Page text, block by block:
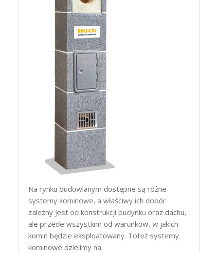
Na rynku budowlanym dostępne są różne
systemy kominowe, a właściwy ich dobór
zależny jest od konstrukcji budynku oraz dachu,
ale przede wszystkim od warunków, w jakich
komin będzie eksploatowany. Toteż systemy
kominowe dzielimy na: